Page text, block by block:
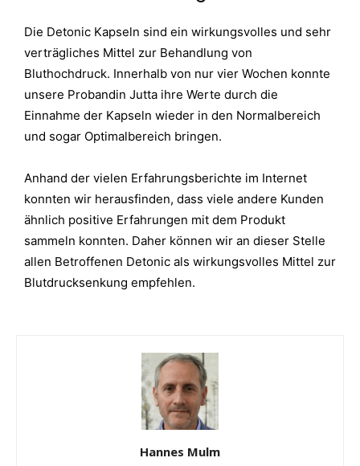
Die Detonic Kapseln sind ein wirkungsvolles und sehr
verträgliches Mittel zur Behandlung von
Bluthochdruck. Innerhalb von nur vier Wochen konnte
unsere Probandin Jutta ihre Werte durch die
Einnahme der Kapseln wieder in den Normalbereich
und sogar Optimalbereich bringen.
Anhand der vielen Erfahrungsberichte im Internet
konnten wir herausfinden, dass viele andere Kunden
ähnlich positive Erfahrungen mit dem Produkt
sammeln konnten. Daher können wir an dieser Stelle
allen Betroffenen Detonic als wirkungsvolles Mittel zur
Blutdrucksenkung empfehlen.
Hannes Mulm